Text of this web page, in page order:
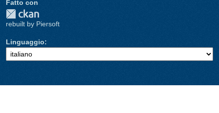
Fatto con
rebuilt by Piersoft
Linguaggio